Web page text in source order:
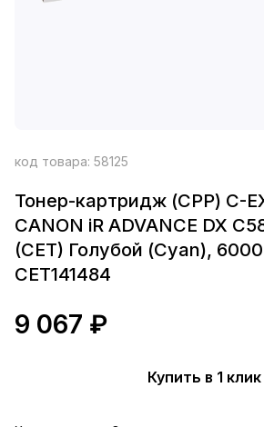
код товара: 58125
Тонер-картридж (CPP) C-
CANON iR ADVANCE DX
(CET) Голубой (Cyan),
CET141484
9 067 ₽
Купить в 1 клик